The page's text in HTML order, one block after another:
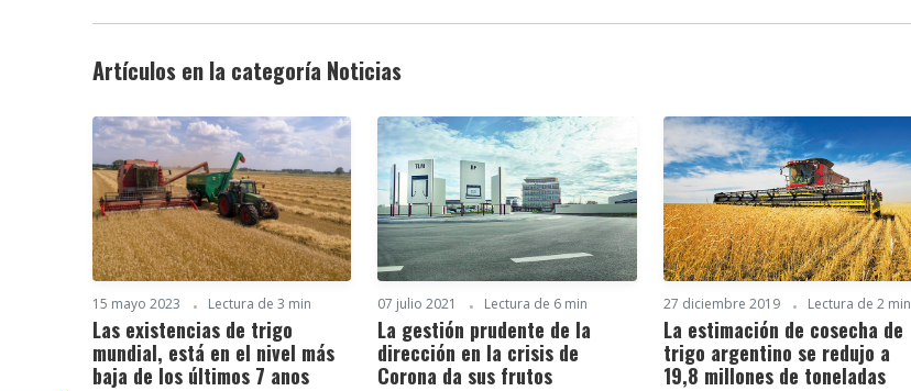
Artículos en la categoría Noticias
15 mayo 2023 Lectura de 3 min
Las existencias de trigo
mundial, está en el nivel más
baja de los últimos 7 anos
07 julio 2021 Lectura de 6 min
La gestión prudente de la
dirección en la crisis de
Corona da sus frutos
27 diciembre 2019 Lectura de 2 min
La estimación de cosecha de
trigo argentino se redujo a
19,8 millones de toneladas